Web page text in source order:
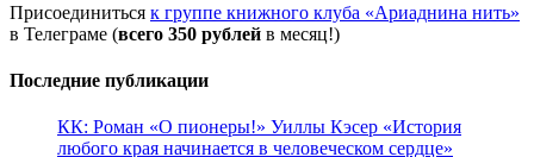
Присоединиться к группе книжного клуба «Ариаднина нить»
в Телеграме (всего 350 рублей в месяц!)
Последние публикации
КК: Роман «О пионеры!» Уиллы Кэсер «История
любого края начинается в человеческом сердце»